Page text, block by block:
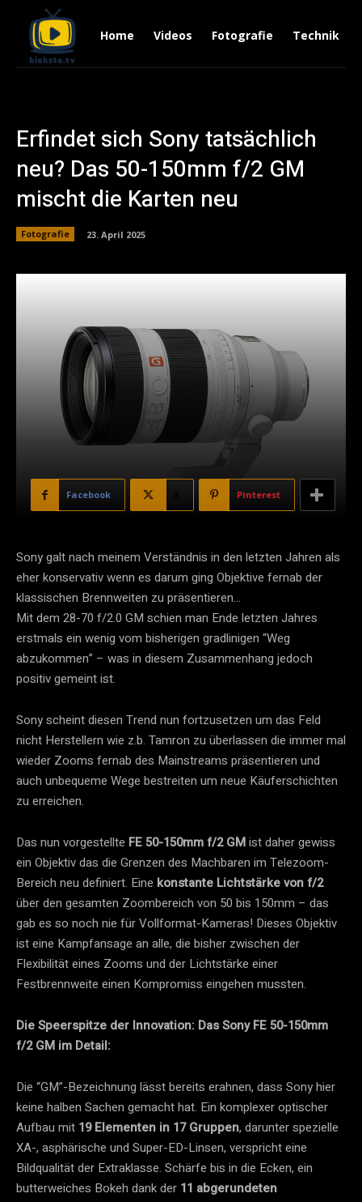
Home Videos Fotografie Technik
Erfindet sich Sony tatsächlich
neu? Das 50-150mm f/2 GM
mischt die Karten neu
Fotografie 23. April 2025
Facebook Pinterest
Sony galt nach meinem Verständnis in den letzten Jahren als
eher konservativ wenn es darum ging Objektive fernab der
klassischen Brennweiten zu präsentieren…
Mit dem 28-70 f/2.0 GM schien man Ende letzten Jahres
erstmals ein wenig vom bisherigen gradlinigen “Weg
abzukommen” – was in diesem Zusammenhang jedoch
positiv gemeint ist.
Sony scheint diesen Trend nun fortzusetzen um das Feld
nicht Herstellern wie z.b. Tamron zu überlassen die immer mal
wieder Zooms fernab des Mainstreams präsentieren und
auch unbequeme Wege bestreiten um neue Käuferschichten
zu erreichen.
Das nun vorgestellte FE 50-150mm f/2 GMist daher gewiss
ein Objektiv das die Grenzen des Machbaren im Telezoom-
Bereich neu definiert. Eine konstante Lichtstärke von f/2
über den gesamten Zoombereich von 50 bis 150mm – das
gab es so noch nie für Vollformat-Kameras! Dieses Objektiv
ist eine Kampfansage an alle, die bisher zwischen der
Flexibilität eines Zooms und der Lichtstärke einer
Festbrennweite einen Kompromiss eingehen mussten.
Die Speerspitze der Innovation: Das Sony FE 50-150mm
f/2 GM im Detail:
Die “GM”-Bezeichnung lässt bereits erahnen, dass Sony hier
keine halben Sachen gemacht hat. Ein komplexer optischer
Aufbau mit 19 Elementen in 17 Gruppen, darunter spezielle
XA-, asphärische und Super-ED-Linsen, verspricht eine
Bildqualität der Extraklasse. Schärfe bis in die Ecken, ein
butterweiches Bokeh dank der 11 abgerundeten